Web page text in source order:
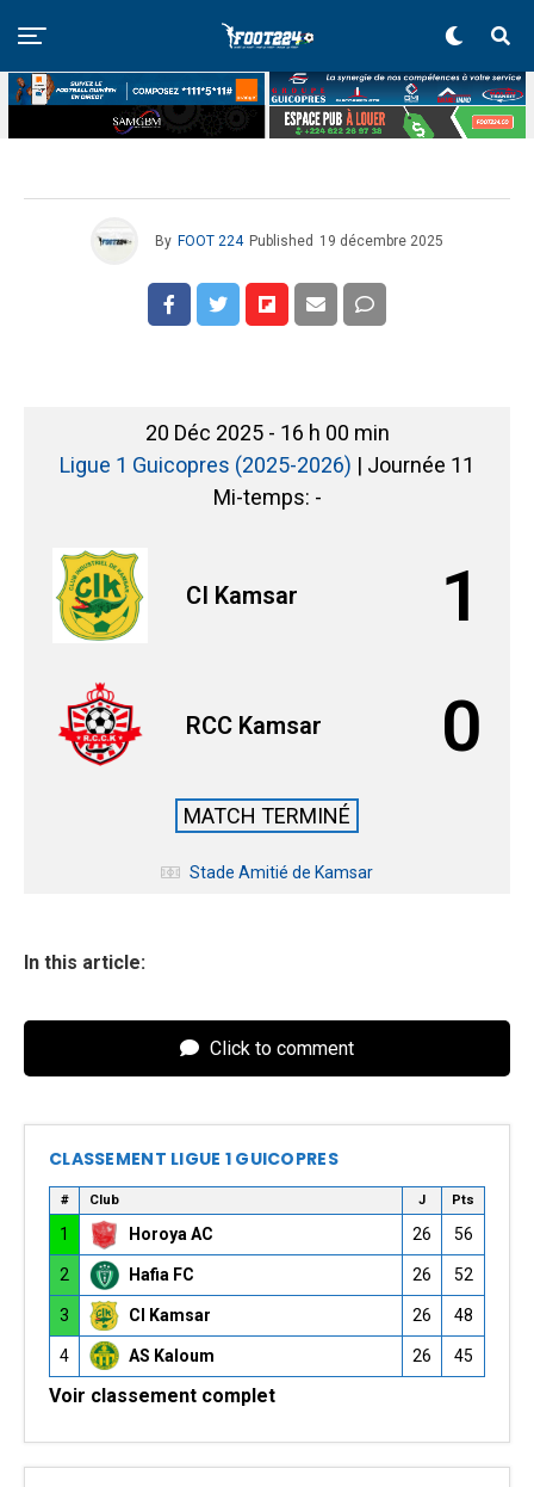
By FOOT 224 Published 19 décembre 2025
20 Déc 2025 - 16 h 00 min
Ligue 1 Guicopres (2025-2026) | Journée 11
Mi-temps: -
CI Kamsar 1
RCC Kamsar 0
MATCH TERMINÉ
Stade Amitié de Kamsar
In this article:
Click to comment
CLASSEMENT LIGUE 1 GUICOPRES
# Club J Pts
1 Horoya AC 26 56
2 Hafia FC 26 52
3 CI Kamsar 26 48
4 AS Kaloum 26 45
Voir classement complet